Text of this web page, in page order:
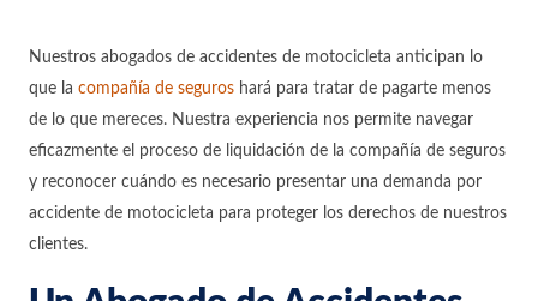
Nuestros abogados de accidentes de motocicleta anticipan lo
que la compañía de seguros hará para tratar de pagarte menos
de lo que mereces. Nuestra experiencia nos permite navegar
eficazmente el proceso de liquidación de la compañía de seguros
y reconocer cuándo es necesario presentar una demanda por
accidente de motocicleta para proteger los derechos de nuestros
clientes.